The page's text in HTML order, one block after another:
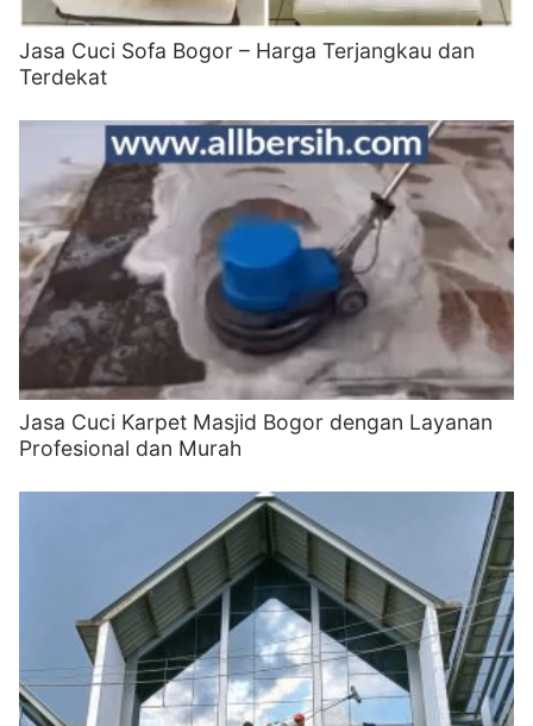
Jasa Cuci Sofa Bogor – Harga Terjangkau dan
Terdekat
Jasa Cuci Karpet Masjid Bogor dengan Layanan
Profesional dan Murah